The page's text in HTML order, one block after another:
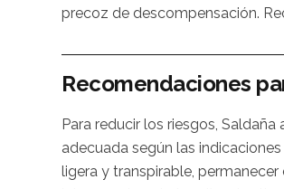
precoz de descompensación.
Recomendaciones
Para reducir los riesgos, Saldaña
adecuada según las
ligera y transpirable,